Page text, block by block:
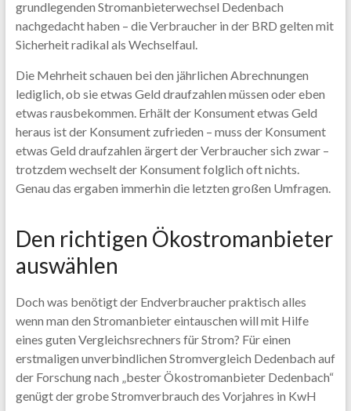
grundlegenden Stromanbieterwechsel Dedenbach
nachgedacht haben – die Verbraucher in der BRD gelten mit
Sicherheit radikal als Wechselfaul.
Die Mehrheit schauen bei den jährlichen Abrechnungen
lediglich, ob sie etwas Geld draufzahlen müssen oder eben
etwas rausbekommen. Erhält der Konsument etwas Geld
heraus ist der Konsument zufrieden – muss der Konsument
etwas Geld draufzahlen ärgert der Verbraucher sich zwar –
trotzdem wechselt der Konsument folglich oft nichts.
Genau das ergaben immerhin die letzten großen Umfragen.
Den richtigen Ökostromanbieter
auswählen
Doch was benötigt der Endverbraucher praktisch alles
wenn man den Stromanbieter eintauschen will mit Hilfe
eines guten Vergleichsrechners für Strom? Für einen
erstmaligen unverbindlichen Stromvergleich Dedenbach auf
der Forschung nach „bester Ökostromanbieter Dedenbach“
genügt der grobe Stromverbrauch des Vorjahres in KwH